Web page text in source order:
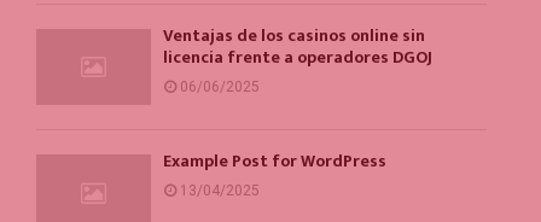
Ventajas de los casinos online sin
licencia frente a operadores DGOJ
06/06/2025
Example Post for WordPress
13/04/2025